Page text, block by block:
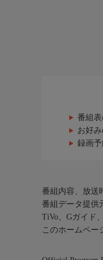
番組
お好
録画
番組内容、放送
番組データ提供
TiVo、Gガイド
このホームペー